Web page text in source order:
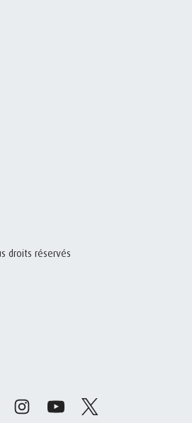
droits réservés